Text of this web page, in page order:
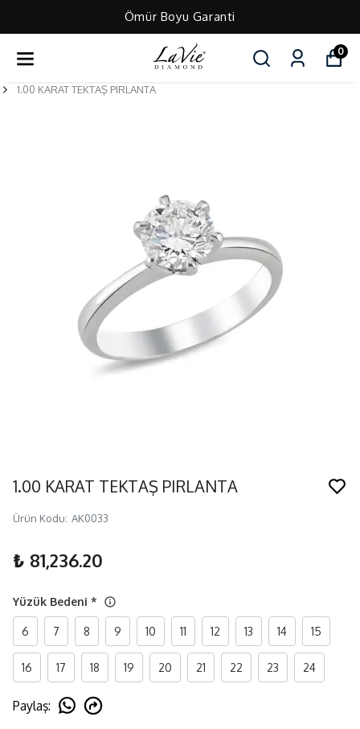
Ömür Boyu Garanti
0
1.00 KARAT TEKTAŞ PIRLANTA
1.00 KARAT TEKTAŞ PIRLANTA
Ürün Kodu: AK0033
₺ 81,236.20
Yüzük Bedeni *
6 7 8 9 10 11 12 13 14 15
16 17 18 19 20 21 22 23 24
Paylaş: